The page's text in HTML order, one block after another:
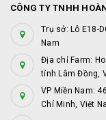
CÔNG TY TNHH
Trụ sở: Lô E18-
Nam
Địa chỉ Farm:
tỉnh Lâm Đồng,
VP Miền Nam:
Chí Minh, Việt